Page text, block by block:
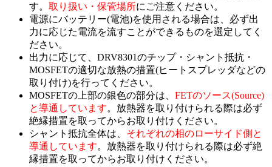
す。 取り扱い・保管場所にご注意ください。
電源にバッテリー(電池)を使用される場合は、必ず出
力に応じた電流を流すことができるものを選定してく
ださい。
出力に応じて、DRV8301のチップ・シャント抵抗・
MOSFETの適切な放熱の措置(ヒートスプレッダなどの
取り付け)を行ってください。
MOSFETの上部の銀色の部分は、 FETのソース(Source)
と導通しています。放熱器を取り付けられる際は必ず
絶縁措置を取ってからお取り付けください。
シャント抵抗全体は、 それぞれの相のローサイド側と
導通しています。放熱器を取り付けられる際は必ず絶
縁措置を取ってからお取り付けください。